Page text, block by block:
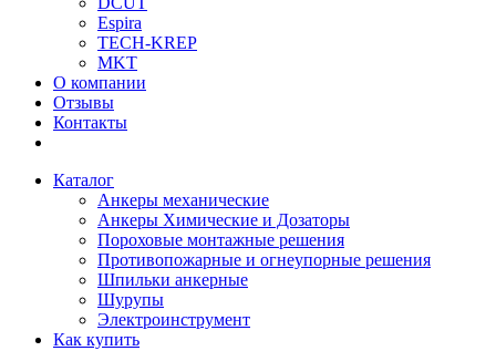
Espira
TECH-KREP
MKT
О компании
Отзывы
Контакты
Каталог
Анкеры механические
Анкеры Химические и Дозаторы
Пороховые монтажные решения
Противопожарные и огнеупорные решения
Шпильки анкерные
Шурупы
Электроинструмент
Как купить